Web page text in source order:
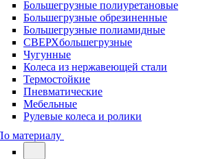
Большегрузные полиуретановые
Большегрузные обрезиненные
Большегрузные полиамидные
СВЕРХбольшегрузные
Чугунные
Колеса из нержавеющей стали
Термостойкие
Пневматические
Мебельные
Рулевые колеса и ролики
материалу